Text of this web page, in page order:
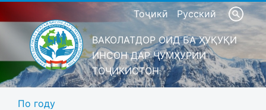
Тоҷикӣ Русский
ВАКОЛАТДОР ОИД БА ҲУҚУҚИ
ИНСОН ДАР ҶУМҲУРИИ
ТОҶИКИСТОН
По году